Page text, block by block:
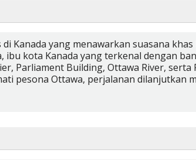
Kanada yang menawarkan suasana
kota Kanada yang terkenal dengan
Parliament Building, Ottawa River, serta
pesona Ottawa, perjalanan dilanjutkan